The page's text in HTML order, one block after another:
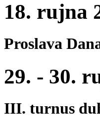
18. rujna
Proslava
29. - 30.
III. turnus